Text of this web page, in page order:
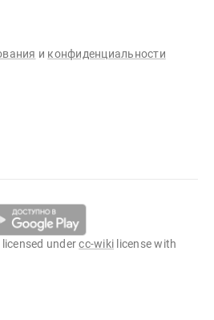
и конфиденциальности
undercc-wiki license with